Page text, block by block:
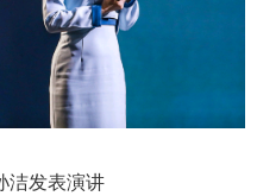
洁发表演讲